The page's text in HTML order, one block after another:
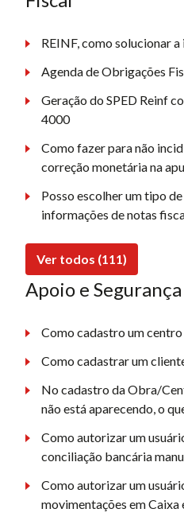
REINF, como solucionar
Agenda de Obrigações
Geração do SPED Reinf
4000
Como fazer para não
correção monetária na
Posso escolher um tipo
informações de notas
Ver todos (111)
Apoio e Segurança
Como cadastro um centro
Como cadastrar um
No cadastro da Obra/
não está aparecendo, o
Como autorizar um
conciliação bancária
Como autorizar um
movimentações em Caixa